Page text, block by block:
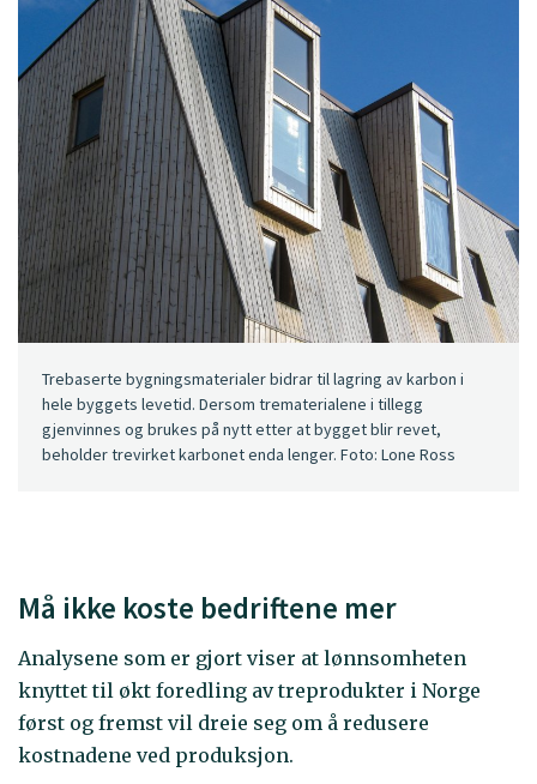
Trebaserte bygningsmaterialer bidrar til lagring av karbon i
hele byggets levetid. Dersom trematerialene i tillegg
gjenvinnes og brukes på nytt etter at bygget blir revet,
beholder trevirket karbonet enda lenger. Foto: Lone Ross
Må ikke koste bedriftene mer
Analysene som er gjort viser at lønnsomheten
knyttet til økt foredling av treprodukter i Norge
først og fremst vil dreie seg om å redusere
kostnadene ved produksjon.